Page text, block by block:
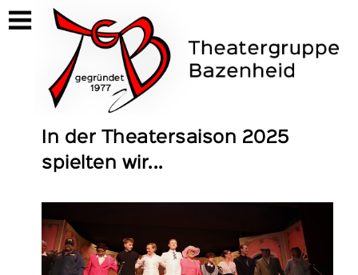
https://tgb-bazenheid.ch/home
In der Theatersaison 2025
spielten wir...